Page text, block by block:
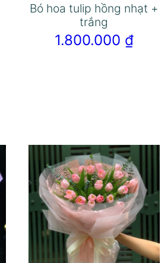
Bó hoa tulip hồng nhạt +
trắng
1.800.000 ₫